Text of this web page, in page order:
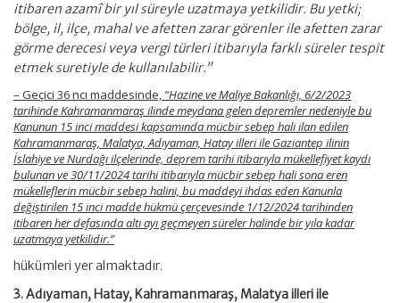
itibaren azamî bir yıl süreyle uzatmaya yetkilidir. Bu yetki;
bölge, il, ilçe, mahal ve afetten zarar görenler ile afetten zarar
görme derecesi veya vergi türleri itibarıyla farklı süreler tespit
etmek suretiyle de kullanılabilir.”
– Geçici 36 ncı maddesinde, “Hazine ve Maliye Bakanlığı, 6/2/2023
tarihinde Kahramanmaraş ilinde meydana gelen depremler nedeniyle bu
Kanunun 15 inci maddesi kapsamında mücbir sebep hali ilan edilen
Kahramanmaraş, Malatya, Adıyaman, Hatay illeri ile Gaziantep ilinin
İslahiye ve Nurdağı ilçelerinde, deprem tarihi itibarıyla mükellefiyet kaydı
bulunan ve 30/11/2024 tarihi itibarıyla mücbir sebep hali sona eren
mükelleflerin mücbir sebep halini, bu maddeyi ihdas eden Kanunla
değiştirilen 15 inci madde hükmü çerçevesinde 1/12/2024 tarihinden
itibaren her defasında altı ayı geçmeyen süreler halinde bir yıla kadar
uzatmaya yetkilidir.”
hükümleri yer almaktadır.
3. Adıyaman, Hatay, Kahramanmaraş, Malatya illeri ile